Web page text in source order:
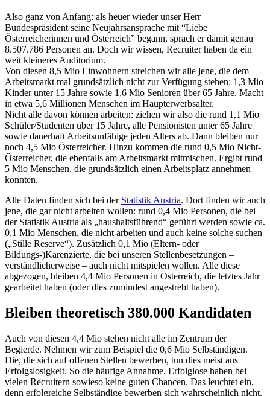
Also ganz von Anfang: als heuer wieder unser Herr
Bundespräsident seine Neujahrsansprache mit “Liebe
Österreicherinnen und Österreich” begann, sprach er damit genau
8.507.786 Personen an. Doch wir wissen, Recruiter haben da ein
weit kleineres Auditorium.
Von diesen 8,5 Mio Einwohnern streichen wir alle jene, die dem
Arbeitsmarkt mal grundsätzlich nicht zur Verfügung stehen: 1,3 Mio
Kinder unter 15 Jahre sowie 1,6 Mio Senioren über 65 Jahre. Macht
in etwa 5,6 Millionen Menschen im Haupterwerbsalter.
Nicht alle davon können arbeiten: ziehen wir also die rund 1,1 Mio
Schüler/Studenten über 15 Jahre, alle Pensionisten unter 65 Jahre
sowie dauerhaft Arbeitsunfähige jeden Alters ab. Dann bleiben nur
noch 4,5 Mio Österreicher. Hinzu kommen die rund 0,5 Mio Nicht-
Österreicher, die ebenfalls am Arbeitsmarkt mitmischen. Ergibt rund
5 Mio Menschen, die grundsätzlich einen Arbeitsplatz annehmen
könnten.
Alle Daten finden sich bei der Statistik Austria. Dort finden wir auch
jene, die gar nicht arbeiten wollen: rund 0,4 Mio Personen, die bei
der Statistik Austria als „haushaltsführend“ geführt werden sowie ca.
0,1 Mio Menschen, die nicht arbeiten und auch keine solche suchen
(„Stille Reserve“). Zusätzlich 0,1 Mio (Eltern- oder
Bildungs-)Karenzierte, die bei unseren Stellenbesetzungen –
verständlicherweise – auch nicht mitspielen wollen. Alle diese
abgezogen, bleiben 4,4 Mio Personen in Österreich, die letztes Jahr
gearbeitet haben (oder dies zumindest angestrebt haben).
Bleiben theoretisch 380.000 Kandidaten
Auch von diesen 4,4 Mio stehen nicht alle im Zentrum der
Begierde. Nehmen wir zum Beispiel die 0,6 Mio Selbständigen.
Die, die sich auf offenen Stellen bewerben, tun dies meist aus
Erfolgslosigkeit. So die häufige Annahme. Erfolglose haben bei
vielen Recruitern sowieso keine guten Chancen. Das leuchtet ein,
denn erfolgreiche Selbständige bewerben sich wahrscheinlich nicht.